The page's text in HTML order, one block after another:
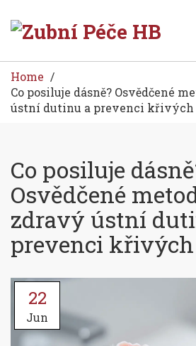
Home
Co posiluje dásně? Osvědčené
ústní dutinu a prevenci křivých
Co posiluje
Osvědčené
zdravý ústní
prevenci
22
Jun